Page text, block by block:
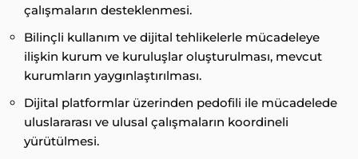
çalışmaların desteklenmesi.
Bilinçli kullanım ve dijital tehlikelerle mücadeleye
ilişkin kurum ve kuruluşlar oluşturulması, mevcut
kurumların yaygınlaştırılması.
Dijital platformlar üzerinden pedofili ile mücadelede
uluslararası ve ulusal çalışmaların koordineli
yürütülmesi.